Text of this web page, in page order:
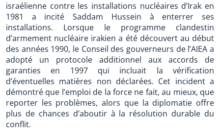
israélienne contre les installations nucléaires d’Irak en
1981 a incité Saddam Hussein à enterrer ses
installations. Lorsque le programme clandestin
d’armement nucléaire irakien a été découvert au début
des années 1990, le Conseil des gouverneurs de l’AIEA a
adopté un protocole additionnel aux accords de
garanties en 1997 qui incluait la vérification
d’éventuelles matières non déclarées. Cet incident a
démontré que l’emploi de la force ne fait, au mieux, que
reporter les problèmes, alors que la diplomatie offre
plus de chances d’aboutir à la résolution durable du
conflit.